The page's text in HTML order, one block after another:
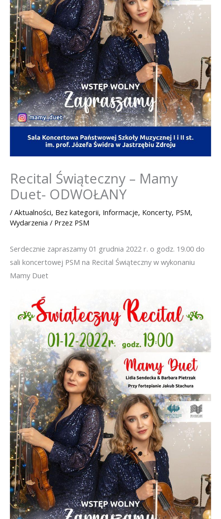
Recital Świąteczny – Mamy
Duet- ODWOŁANY
/ Aktualności, Bez kategorii, Informacje, Koncerty, PSM,
Wydarzenia / Przez PSM
Serdecznie zapraszamy 01 grudnia 2022 r. o godz. 19.00 do
sali koncertowej PSM na Recital Świąteczny w wykonaniu
Mamy Duet